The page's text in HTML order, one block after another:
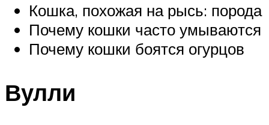
Кошка, похожая на рысь: порода
Почему кошки часто умываются
Почему кошки боятся огурцов
Вулли